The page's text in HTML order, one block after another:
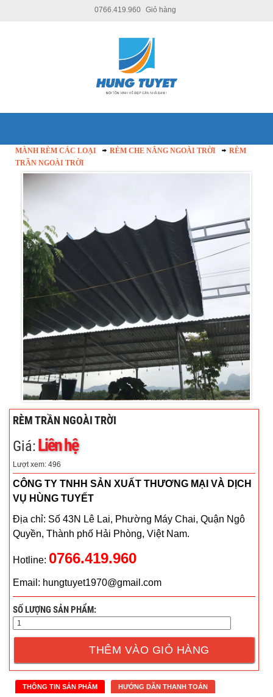
0766.419.960 Giỏ hàng
MÀNH RÈM CÁC LOẠI RÈM CHE NẮNG NGOÀI TRỜI
RÈM
TRẦN NGOÀI TRỜI
RÈM TRẦN NGOÀI TRỜI
Giá:Liên hệ
Lượt xem: 496
CÔNG TY TNHH SẢN XUẤT THƯƠNG MẠI VÀ DỊCH
VỤ HÙNG TUYẾT
Địa chỉ: Số 43N Lê Lai, Phường Máy Chai, Quận Ngô
Quyền, Thành phố Hải Phòng, Việt Nam.
Hotline: 0766.419.960
Email: hungtuyet1970@gmail.com
SỐ LƯỢNG SẢN PHẨM:
THÊM VÀO GIỎ HÀNG
THÔNG TIN SẢN PHẨM HƯỚNG DẪN THANH TOÁN